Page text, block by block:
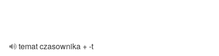
temat czasownika + -t